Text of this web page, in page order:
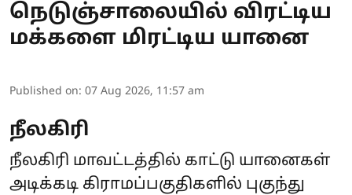
நெடுஞ்சாலையில் விரட்டிய
மக்களை மிரட்டிய யானை
Published on: 07 Aug 2026, 11:57 am
நீலகிரி
நீலகிரி மாவட்டத்தில் காட்டு யானைகள்
அடிக்கடி கிராமப்பகுதிகளில் புகுந்து